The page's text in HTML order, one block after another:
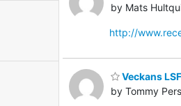
by Mats
http://
Veckans
by Tommy